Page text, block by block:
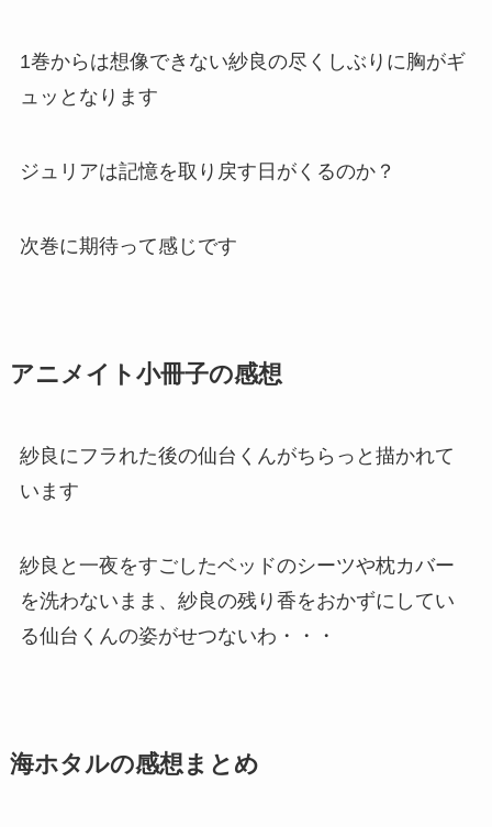
1巻からは想像できない紗良の尽くしぶりに胸がギ
ュッとなります
ジュリアは記憶を取り戻す日がくるのか？
次巻に期待って感じです
アニメイト小冊子の感想
紗良にフラれた後の仙台くんがちらっと描かれて
います
紗良と一夜をすごしたベッドのシーツや枕カバー
を洗わないまま、紗良の残り香をおかずにしてい
る仙台くんの姿がせつないわ・・・
海ホタルの感想まとめ